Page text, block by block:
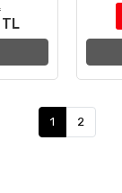
1 2